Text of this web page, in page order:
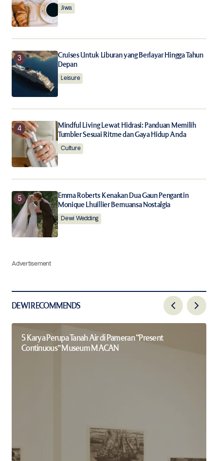
Notify me of new posts by email.
Submit Comment
Jiwa
Cruises Untuk Liburan yang Berlayar Hingga Tahun
Depan
Leisure
Mindful Living Lewat Hidrasi: Panduan Memilih
Tumbler Sesuai Ritme dan Gaya Hidup Anda
Culture
Emma Roberts Kenakan Dua Gaun Pengantin
Monique Lhuillier Bernuansa Nostalgia
Dewi Wedding
Advertisement
DEWI RECOMMENDS
5 Karya Perupa Tanah Air di Pameran “Present
Continuous” Museum MACAN